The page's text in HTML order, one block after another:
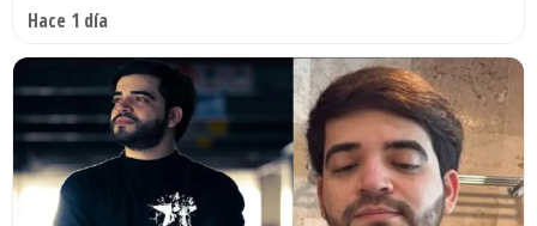
Hace 1 día